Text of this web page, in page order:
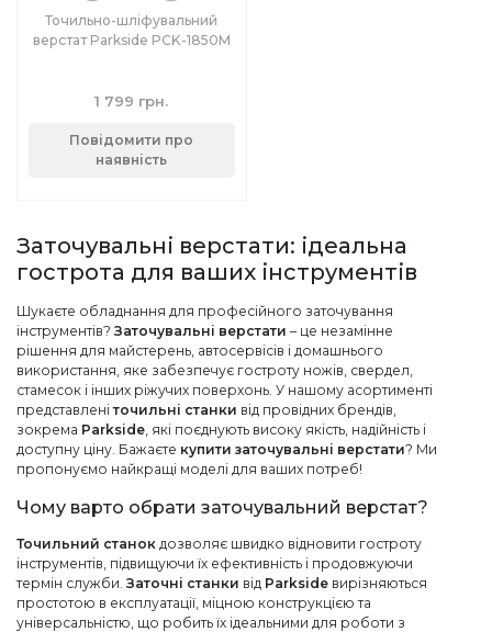
Точильно-шліфувальний
верстат Parkside PCK-1850M
1 799 грн.
Повідомити про
наявність
Заточувальні верстати: ідеальна
гострота для ваших інструментів
Шукаєте обладнання для професійного заточування
інструментів? Заточувальні верстати – це незамінне
рішення для майстерень, автосервісів і домашнього
використання, яке забезпечує гостроту ножів, свердел,
стамесок і інших ріжучих поверхонь. У нашому асортименті
представленіточильні станки від провідних брендів,
зокрема Parkside , які поєднують високу якість, надійність і
доступну ціну. Бажаєте купити заточувальні верстати? Ми
пропонуємо найкращі моделі для ваших потреб!
Чому варто обрати заточувальний верстат?
Точильний станок дозволяє швидко відновити гостроту
інструментів, підвищуючи їх ефективність і продовжуючи
термін служби. Заточні станки від Parkside вирізняються
простотою в експлуатації, міцною конструкцією та
універсальністю, що робить їх ідеальними для роботи з